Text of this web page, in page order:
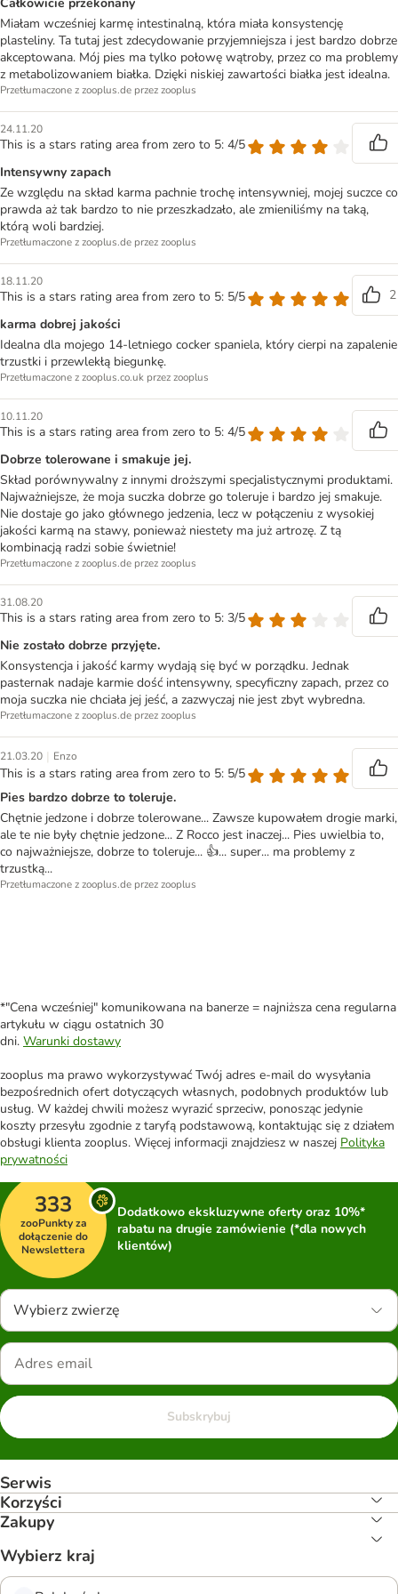
Miałam wcześniej karmę intestinalną, która miała konsystencję
plasteliny. Ta tutaj jest zdecydowanie przyjemniejsza i jest bardzo dobrze
akceptowana. Mój pies ma tylko połowę wątroby, przez co ma problemy
z metabolizowaniem białka. Dzięki niskiej zawartości białka jest idealna.
Przetłumaczone z zooplus.de przez zooplus
24.11.20
This is a stars rating area from zero to 5: 4/5
Intensywny zapach
Ze względu na skład karma pachnie trochę intensywniej, mojej suczce co
prawda aż tak bardzo to nie przeszkadzało, ale zmieniliśmy na taką,
którą woli bardziej.
Przetłumaczone z zooplus.de przez zooplus
18.11.20
This is a stars rating area from zero to 5: 5/5
2
karma dobrej jakości
Idealna dla mojego 14-letniego cocker spaniela, który cierpi na zapalenie
trzustki i przewlekłą biegunkę.
Przetłumaczone z zooplus.co.uk przez zooplus
10.11.20
This is a stars rating area from zero to 5: 4/5
Dobrze tolerowane i smakuje jej.
Skład porównywalny z innymi droższymi specjalistycznymi produktami.
Najważniejsze, że moja suczka dobrze go toleruje i bardzo jej smakuje.
Nie dostaje go jako głównego jedzenia, lecz w połączeniu z wysokiej
jakości karmą na stawy, ponieważ niestety ma już artrozę. Z tą
kombinacją radzi sobie świetnie!
Przetłumaczone z zooplus.de przez zooplus
31.08.20
This is a stars rating area from zero to 5: 3/5
Nie zostało dobrze przyjęte.
Konsystencja i jakość karmy wydają się być w porządku. Jednak
pasternak nadaje karmie dość intensywny, specyficzny zapach, przez co
moja suczka nie chciała jej jeść, a zazwyczaj nie jest zbyt wybredna.
Przetłumaczone z zooplus.de przez zooplus
21.03.20 | Enzo
This is a stars rating area from zero to 5: 5/5
Pies bardzo dobrze to toleruje.
Chętnie jedzone i dobrze tolerowane... Zawsze kupowałem drogie marki,
ale te nie były chętnie jedzone... Z Rocco jest inaczej... Pies uwielbia to,
co najważniejsze, dobrze to toleruje... 👍... super... ma problemy z
trzustką...
Przetłumaczone z zooplus.de przez zooplus
*"Cena wcześniej" komunikowana na banerze = najniższa cena regularna
artykułu w ciągu ostatnich 30
dni. Warunki dostawy
zooplus ma prawo wykorzystywać Twój adres e-mail do wysyłania
bezpośrednich ofert dotyczących własnych, podobnych produktów lub
usług. W każdej chwili możesz wyrazić sprzeciw, ponosząc jedynie
koszty przesyłu zgodnie z taryfą podstawową, kontaktując się z działem
obsługi klienta zooplus. Więcej informacji znajdziesz w naszej Polityka
prywatności
333
zooPunkty za
dołączenie do
Newslettera
Dodatkowo ekskluzywne oferty oraz 10%*
rabatu na drugie zamówienie (*dla nowych
klientów)
Wybierz zwierzę
Subskrybuj
Serwis
Korzyści
Zakupy
Wybierz kraj